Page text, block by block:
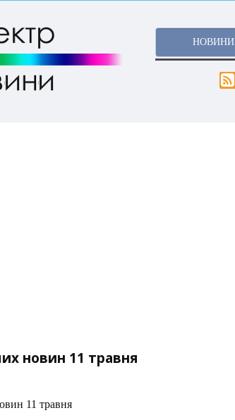
НОВИНИ
новин 11 травня